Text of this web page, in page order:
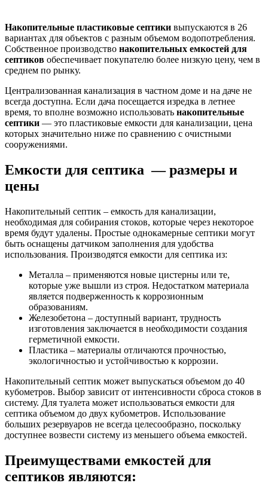
Накопительные пластиковые септики выпускаются в 26
вариантах для объектов с разным объемом водопотребления.
Собственное производство накопительных емкостей для
септиков обеспечивает покупателю более низкую цену, чем в
среднем по рынку.
Централизованная канализация в частном доме и на даче не
всегда доступна. Если дача посещается изредка в летнее
время, то вполне возможно использовать накопительные
септики — это пластиковые емкости для канализации, цена
которых значительно ниже по сравнению с очистными
сооружениями.
Емкости для септика — размеры и
цены
Накопительный септик – емкость для канализации,
необходимая для собирания стоков, которые через некоторое
время будут удалены. Простые однокамерные септики могут
быть оснащены датчиком заполнения для удобства
использования. Производятся емкости для септика из:
Металла – применяются новые цистерны или те,
которые уже вышли из строя. Недостатком материала
является подверженность к коррозионным
образованиям.
Железобетона – доступный вариант, трудность
изготовления заключается в необходимости создания
герметичной емкости.
Пластика – материалы отличаются прочностью,
экологичностью и устойчивостью к коррозии.
Накопительный септик может выпускаться объемом до 40
кубометров. Выбор зависит от интенсивности сброса стоков в
систему. Для туалета может использоваться емкости для
септика объемом до двух кубометров. Использование
больших резервуаров не всегда целесообразно, поскольку
доступнее возвести систему из меньшего объема емкостей.
Преимуществами емкостей для
септиков являются: